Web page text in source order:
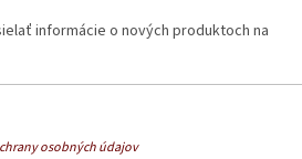
informácie o nových produktoch na
osobných údajov